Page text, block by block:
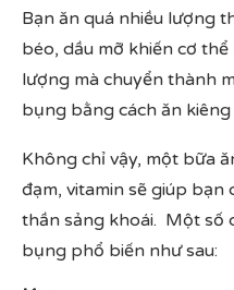
Bạn ăn quá nhiều lượng
béo, dầu mỡ khiến cơ
lượng mà chuyển thành
bụng bằng cách ăn
Không chỉ vậy, một bữa
đạm, vitamin sẽ giúp
thần sảng khoái. Một số
bụng phổ biến như sau: